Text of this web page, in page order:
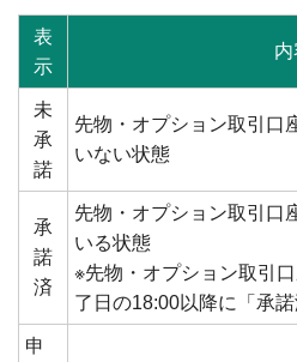
表
示
内
未
承
諾
先物・オプション取引口
いない状態
承
諾
済
先物・オプション取引口
いる状態
※先物・オプション取引
了日の18:00以降に「承諾
申